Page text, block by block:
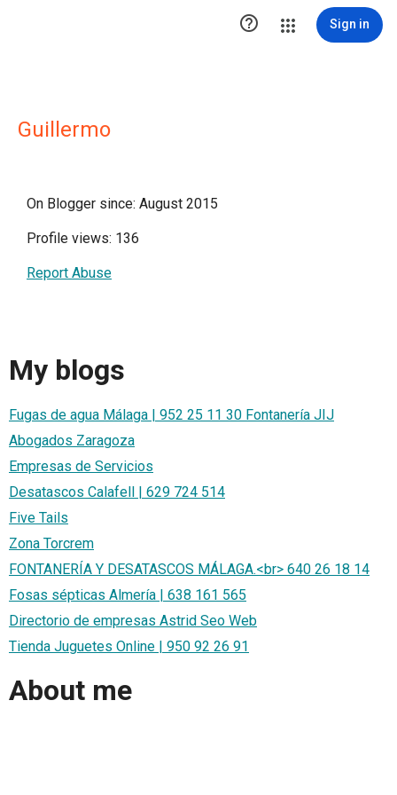
 Sign in
Guillermo
On Blogger since: August 2015
Profile views: 136
Report Abuse
My blogs
Fugas de agua Málaga | 952 25 11 30 Fontanería JIJ
Abogados Zaragoza
Empresas de Servicios
Desatascos Calafell | 629 724 514
Five Tails
Zona Torcrem
FONTANERÍA Y DESATASCOS MÁLAGA.<br> 640 26 18 14
Fosas sépticas Almería | 638 161 565
Directorio de empresas Astrid Seo Web
Tienda Juguetes Online | 950 92 26 91
About me